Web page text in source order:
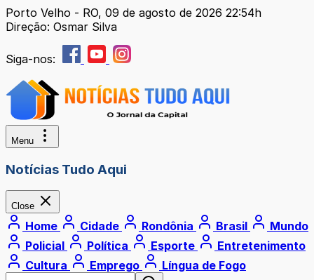
Porto Velho - RO, 09 de agosto de 2026 22:54h
Direção: Osmar Silva
Siga-nos:
Menu
Notícias Tudo Aqui
Close
Home Cidade Rondônia Brasil
Mundo
Policial
Política Esporte
Entretenimento
Cultura
Emprego Língua de Fogo